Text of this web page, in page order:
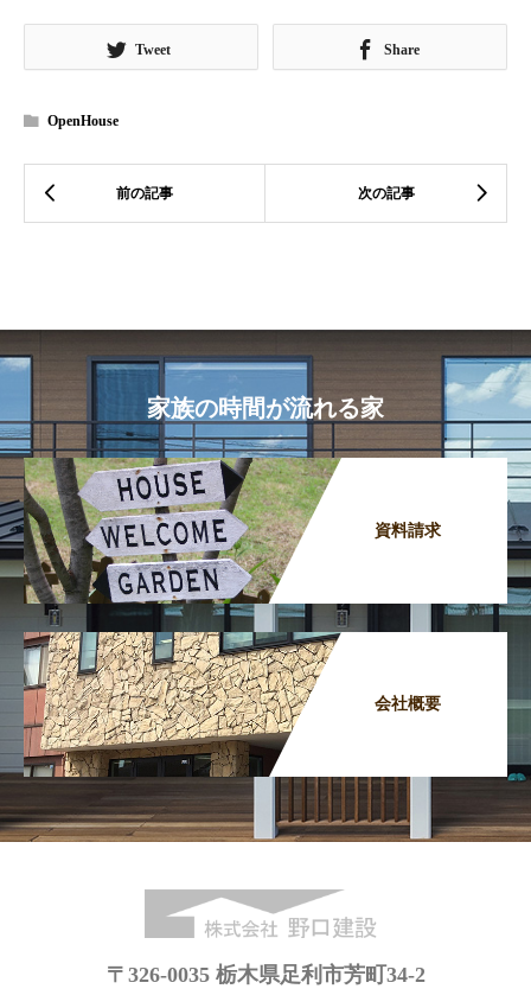
Tweet Share
OpenHouse
家族の時間が流れる家
資料請求
会社概要
〒326-0035 栃木県足利市芳町34-2